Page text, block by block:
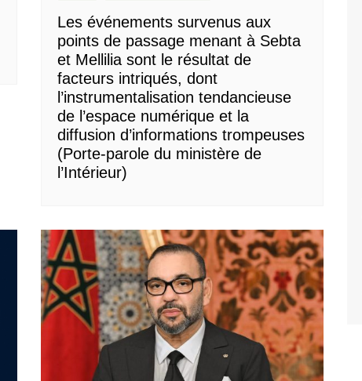
Les événements survenus aux
points de passage menant à Sebta
et Mellilia sont le résultat de
facteurs intriqués, dont
l’instrumentalisation tendancieuse
de l’espace numérique et la
diffusion d’informations trompeuses
(Porte-parole du ministère de
l’Intérieur)